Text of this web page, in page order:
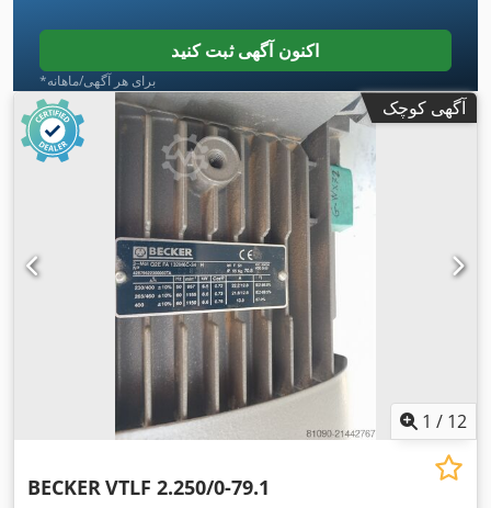
اکنون آگهی ثبت کنید
*برای هر آگهی/ماهانه
آگهی کوچک
1 / 12
BECKERVTLF 2.250/0-79.1